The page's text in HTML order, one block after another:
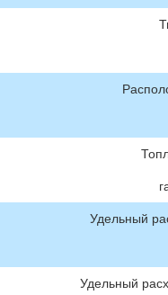
Удельный
Удельный